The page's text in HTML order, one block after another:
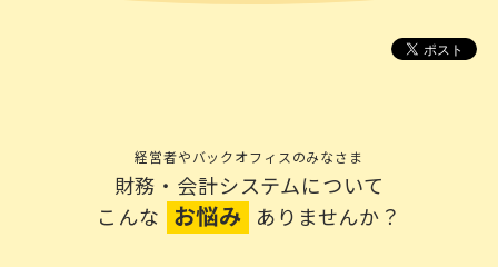
経営者やバックオフィスのみなさま
財務・会計システムについて
こんな お悩み ありませんか？